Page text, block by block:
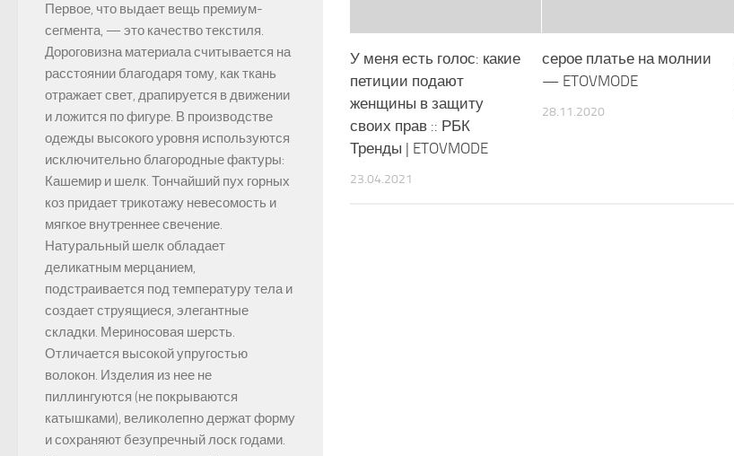
У меня есть голос: какие
петиции подают
женщины в защиту
своих прав :: РБК
Тренды | ETOVMODE
23.04.2021
серое платье на молнии
— ETOVMODE
28.11.2020
Первое, что выдает вещь премиум-
сегмента, — это качество текстиля.
Дороговизна материала считывается на
расстоянии благодаря тому, как ткань
отражает свет, драпируется в движении
и ложится по фигуре. В производстве
одежды высокого уровня используются
исключительно благородные фактуры:
Кашемир и шелк. Тончайший пух горных
коз придает трикотажу невесомость и
мягкое внутреннее свечение.
Натуральный шелк обладает
деликатным мерцанием,
подстраивается под температуру тела и
создает струящиеся, элегантные
складки. Мериносовая шерсть.
Отличается высокой упругостью
волокон. Изделия из нее не
пиллингуются (не покрываются
катышками), великолепно держат форму
и сохраняют безупречный лоск годами.